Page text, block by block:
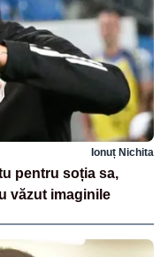
Ionuț Nichita
pentru soția sa,
văzut imaginile